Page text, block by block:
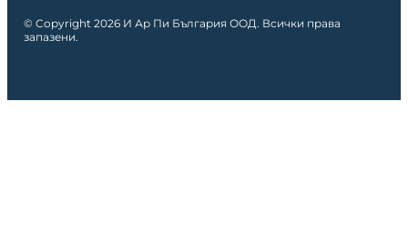
© Copyright 2026 И Ар Пи България ООД. Всички права
запазени.